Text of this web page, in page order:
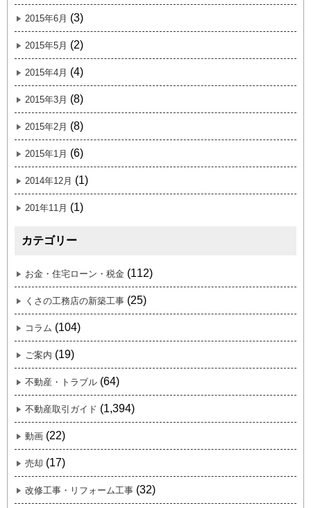
2015年6月 (3)
2015年5月 (2)
2015年4月 (4)
2015年3月 (8)
2015年2月 (8)
2015年1月 (6)
2014年12月 (1)
201年11月 (1)
カテゴリー
お金・住宅ローン・税金 (112)
くさの工務店の新築工事 (25)
コラム (104)
ご案内 (19)
不動産・トラブル (64)
不動産取引ガイド (1,394)
動画 (22)
売却 (17)
改修工事・リフォーム工事 (32)